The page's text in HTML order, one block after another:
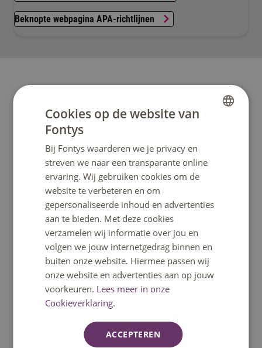
Beknopte webpagina APA-richtlijnen
Heb je een vraag?
Het klantcontactcentrum helpt je graag verder.
Bereikbaar op ma t/m vrij 08:30u – 17:00u uur.
Telefonisch bereikbaar tot 12:30u.
Bel: 08850 80000
WhatsApp
Signal
Stuur een mail
Cookies op de website van
Fontys
Bij Fontys waarderen we je privacy en
streven we naar een transparante online
ervaring. Wij gebruiken cookies om de
website te verbeteren en om
gepersonaliseerde inhoud en advertenties
aan te bieden. Met deze cookies
verzamelen wij informatie over jou en
volgen we jouw internetgedrag binnen en
buiten onze website. Hiermee passen wij
onze website en advertenties aan op jouw
voorkeuren. Lees meer in onze
Cookieverklaring.
ACCEPTEREN